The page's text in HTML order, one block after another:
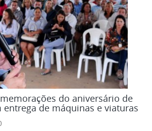
do aniversário de
entrega de máquinas e viaturas